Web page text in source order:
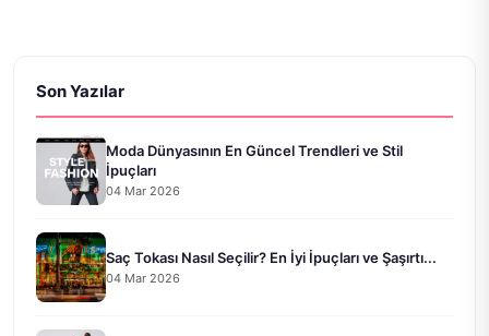
Son Yazılar
Moda Dünyasının En Güncel Trendleri ve Stil
İpuçları
04 Mar 2026
Saç Tokası Nasıl Seçilir? En İyi İpuçları ve Şaşırtı...
04 Mar 2026